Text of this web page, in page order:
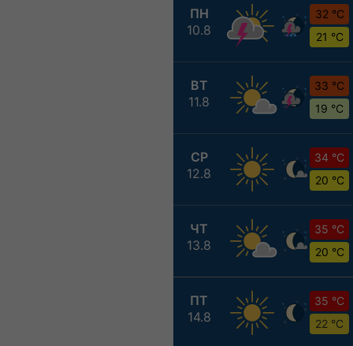
ПН
10.8
32 °C
21 °C
ВТ
11.8
33 °C
19 °C
СР
12.8
34 °C
20 °C
ЧТ
13.8
35 °C
20 °C
ПТ
14.8
35 °C
22 °C